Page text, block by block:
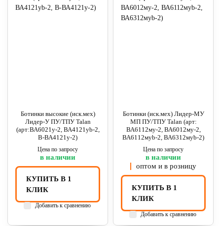
Ботинки высокие (иск.мех)
Лидер-У ПУ/ТПУ Talan
(арт:ВА6021у-2, ВА4121уb-2,
В-ВА4121у-2)
Цена по запросу
в наличии
КУПИТЬ В 1
КЛИК
Добавить к сравнению
Ботинки (иск.мех) Лидер-МУ
МП ПУ/ТПУ Talan (арт:
ВА6112му-2, ВА6012му-2,
ВА6112муb-2, ВА6312муb-2)
Цена по запросу
в наличии
оптом и в розницу
КУПИТЬ В 1
КЛИК
Добавить к сравнению